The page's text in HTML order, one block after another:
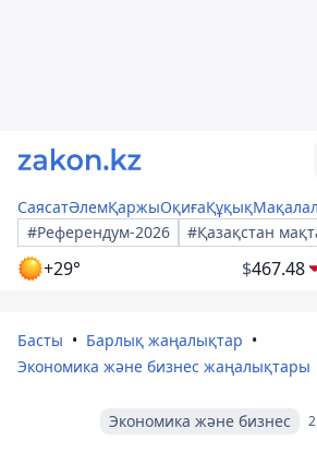
СаясатӘлемҚаржыОқиғаҚұқық
#Референдум-2026
#Қазақстан
+29° $467.48
Басты
Барлық жаңалықтар
Экономика және бизнес жаңалықтары
Экономика және бизнес